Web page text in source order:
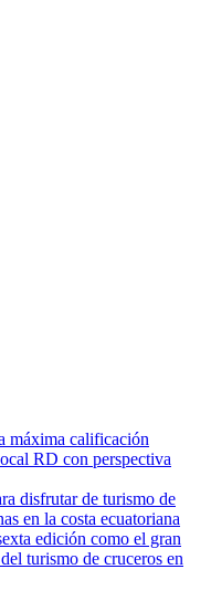
máxima calificación
RD con perspectiva
disfrutar de turismo de
en la costa ecuatoriana
edición como el gran
turismo de cruceros en